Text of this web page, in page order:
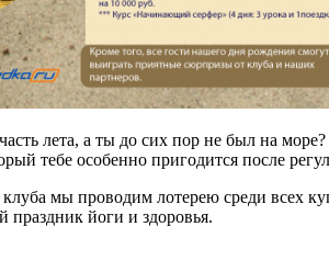
лета, а ты до сих пор не был на
тебе особенно пригодится после
мы проводим лотерею среди всех
праздник йоги и здоровья.